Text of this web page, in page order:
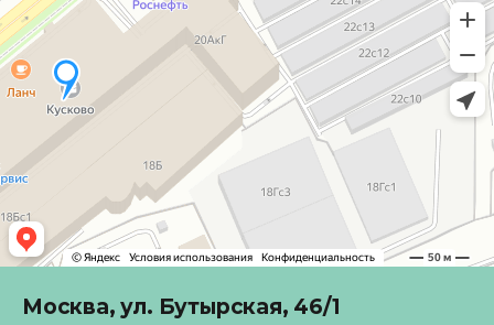
Москва, ул. Бутырская, 46/1